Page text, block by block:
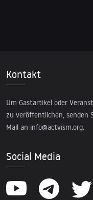
Kontakt
Um Gastartikel oder
zu veröffentlichen, senden
Mail an info@actvism.org.
Social Media